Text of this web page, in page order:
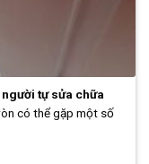
tự sửa chữa
có thể gặp một số